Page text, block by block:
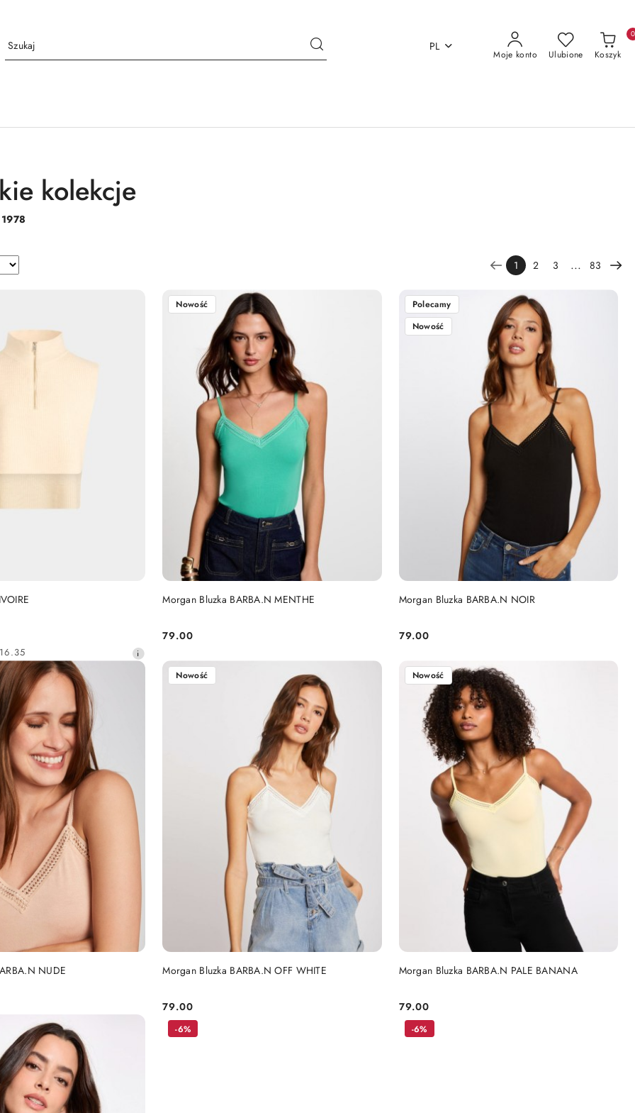
PL
Moje konto Ulubione Koszyk
0
kolekcje
1978
1 2 3 ... 83
DO KOSZYKA Morgan Bluzka BARBA.N MENTHE
Cena:
79.00
Nowość
DO KOSZYKA Morgan Bluzka BARBA.N NOIR
Cena:
79.00
Polecamy
Nowość
DO KOSZYKA
NUDE
DO KOSZYKA Morgan Bluzka BARBA.N OFF WHITE
Cena:
79.00
Nowość
DO KOSZYKA Morgan Bluzka BARBA.N PALE BANANA
Cena:
79.00
Nowość
DO KOSZYKA
-6% -6%